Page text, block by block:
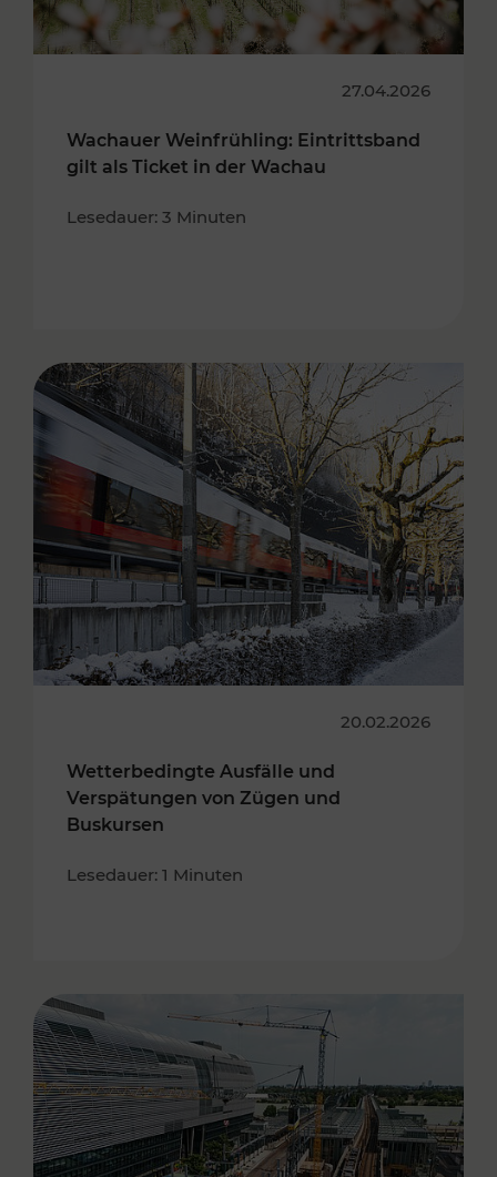
27.04.2026
Wachauer Weinfrühling: Eintrittsband
gilt als Ticket in der Wachau
Lesedauer: 3 Minuten
20.02.2026
Wetterbedingte Ausfälle und
Verspätungen von Zügen und
Buskursen
Lesedauer: 1 Minuten